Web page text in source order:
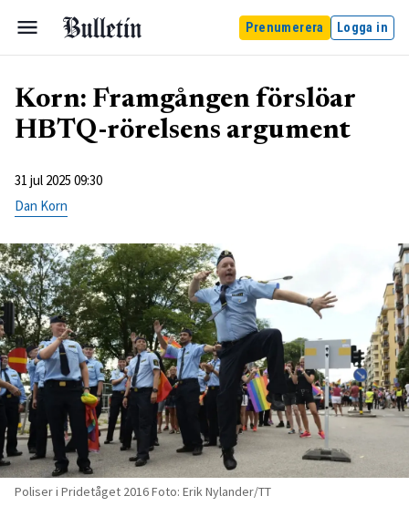
Prenumerera Logga in
Korn: Framgången förslöar
HBTQ-rörelsens argument
31 jul 2025 09:30
Dan Korn
Poliser i Pridetåget 2016 Foto: Erik Nylander/TT